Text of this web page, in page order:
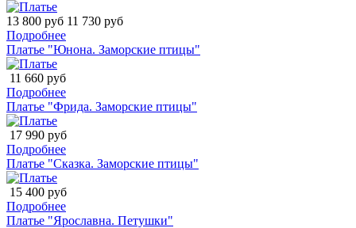
13 800 руб 11 730 руб
Подробнее
Платье "Юнона. Заморские птицы"
11 660 руб
Подробнее
Платье "Фрида. Заморские птицы"
17 990 руб
Подробнее
Платье "Сказка. Заморские птицы"
15 400 руб
Подробнее
Платье "Ярославна. Петушки"